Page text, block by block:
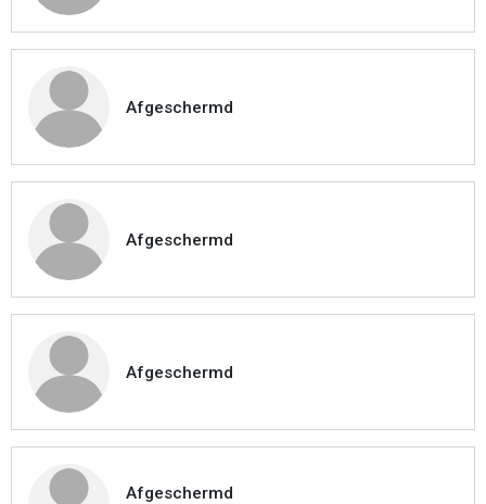
Afgeschermd
Afgeschermd
Afgeschermd
Afgeschermd